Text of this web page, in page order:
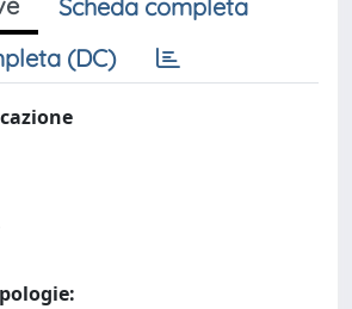
Scheda completa
(DC)